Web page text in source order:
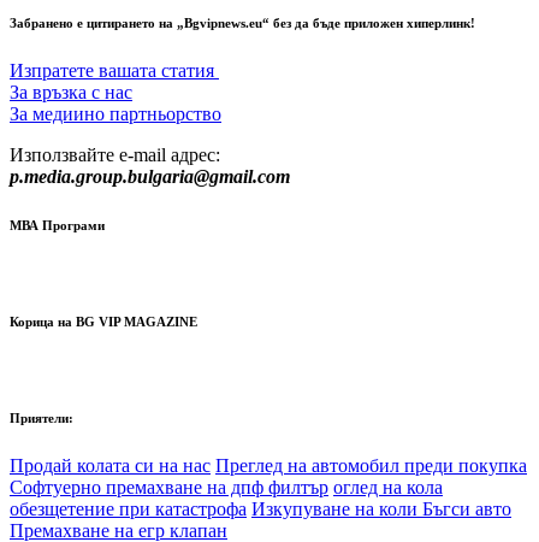
Забранено е цитирането на „Bgvipnews.eu“ без да бъде приложен хиперлинк!
Изпратете вашата статия
За връзка с нас
За медиино партньорство
Използвайте e-mail адрес:
p.media.group.bulgaria@gmail.com
МВА Програми
Корица на BG VIP MAGAZINE
Приятели:
Продай колата си на нас Преглед на автомобил преди покупка
Софтуерно премахване на дпф филтър оглед на кола
обезщетение при катастрофа Изкупуване на коли Бъгси авто
Премахване на егр клапан